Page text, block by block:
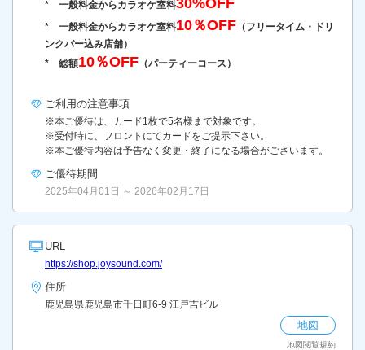
* 一般料金からカラオケ室料
* 一般料金からカラオケ室料10％OFF （フリータイム・ドリ
ンクバー込み店舗）
* 総額10％OFF （パーティーコース）
ご利用の注意事項
※本ご優待は、カード1枚で5名様まで対象です。
※受付時に、フロントにてカードをご提示下さい。
※本ご優待内容は予告なく変更・終了になる場合がございます。
ご優待期間
2025年04月01日 ～ 2026年02月17日
URL
https://shop.joysound.com/
住所
鹿児島県鹿児島市千日町6-9 江戸吉ビル
地図
地図閲覧規約